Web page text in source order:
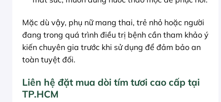
Mặc dù vậy, phụ nữ mang thai, trẻ nhỏ hoặc người
đang trong quá trình điều trị bệnh cần tham khảo ý
kiến chuyên gia trước khi sử dụng để đảm bảo an
toàn tuyệt đối.
Liên hệ đặt mua dòi tím tươi cao cấp tại
TP.HCM